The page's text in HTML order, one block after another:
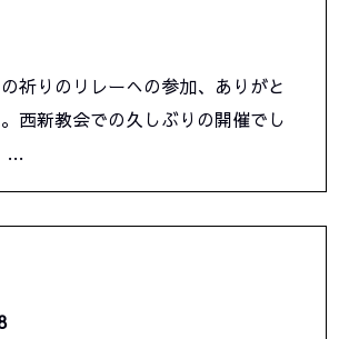
りのリレーへの参加、ありがと
西新教会での久しぶりの開催でし
…